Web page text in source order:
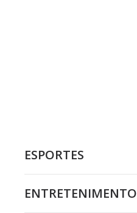
ESPORTES
ENTRETENIMENTO